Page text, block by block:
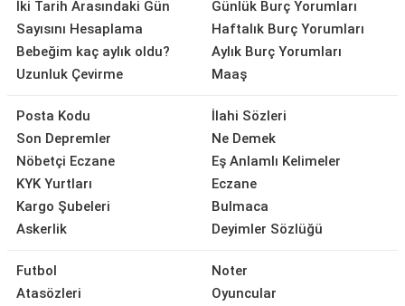
İki Tarih Arasındaki Gün
Sayısını Hesaplama
Bebeğim kaç aylık oldu?
Uzunluk Çevirme
Günlük Burç Yorumları
Haftalık Burç Yorumları
Aylık Burç Yorumları
Maaş
Posta Kodu
Son Depremler
Nöbetçi Eczane
KYK Yurtları
Kargo Şubeleri
Askerlik
İlahi Sözleri
Ne Demek
Eş Anlamlı Kelimeler
Eczane
Bulmaca
Deyimler Sözlüğü
Futbol
Atasözleri
Noter
Oyuncular